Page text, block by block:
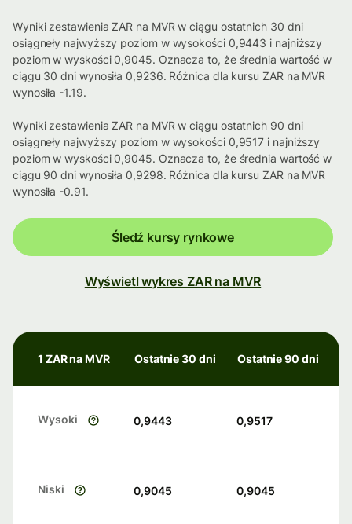
Wyniki zestawienia ZAR na MVR w ciągu ostatnich 30 dni
osiągneły najwyższy poziom w wysokości 0,9443 i najniższy
poziom w wyskości 0,9045. Oznacza to, że średnia wartość w
ciągu 30 dni wynosiła 0,9236. Różnica dla kursu ZAR na MVR
wynosiła -1.19.
Wyniki zestawienia ZAR na MVR w ciągu ostatnich 90 dni
osiągneły najwyższy poziom w wysokości 0,9517 i najniższy
poziom w wyskości 0,9045. Oznacza to, że średnia wartość w
ciągu 90 dni wynosiła 0,9298. Różnica dla kursu ZAR na MVR
wynosiła -0.91.
Śledź kursy rynkowe
Wyświetl wykres ZAR na MVR
1 ZAR na MVR Ostatnie 30 dni Ostatnie 90 dni
Wysoki 0,9443 0,9517
Niski 0,9045 0,9045